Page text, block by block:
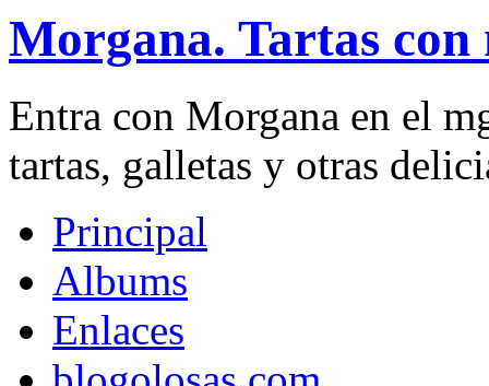
Morgana. Tartas con
Entra con Morgana en el
tartas, galletas y otras
Principal
Albums
Enlaces